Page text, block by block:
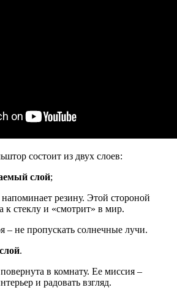
состоит из двух слоев:
слой;
резину. Этой стороной
к стеклу и «смотрит» в мир.
– не пропускать солнечные лучи.
.
в комнату. Ее миссия –
и радовать взгляд.